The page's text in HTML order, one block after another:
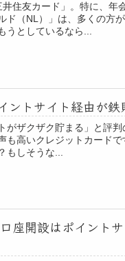
住友カード」。特に、年
ド（NL）」は、多くの方
うとしているなら...
ントサイト経由が
がザクザク貯まる」と評
も高いクレジットカード
もしそうな...
座開設はポイント